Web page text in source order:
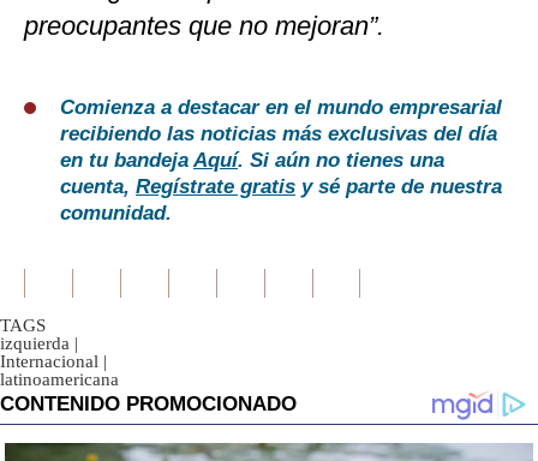
preocupantes que no mejoran”.
Comienza a destacar en el mundo empresarial
recibiendo las noticias más exclusivas del día
en tu bandejaAquí. Si aún no tienes una
cuenta, Regístrate gratis y sé parte de nuestra
comunidad.
TAGS
izquierda |
Internacional |
latinoamericana